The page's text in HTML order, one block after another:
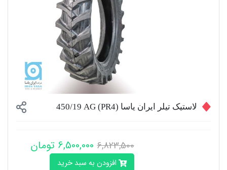
لاستیک تیلر ایران یاسا (PR4) 450/19 AG
6,823,500 6,500,000 تومان
افزودن به سبد خرید